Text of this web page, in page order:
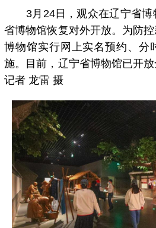
3月24日，观众在辽宁省博
省博物馆恢复对外开放。为防
博物馆实行网上实名预约、分
施。目前，辽宁省博物馆已开
记者 龙雷 摄